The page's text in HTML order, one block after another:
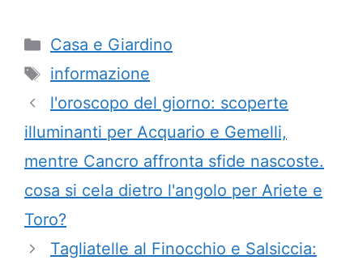
Categorie
Casa e Giardino
Tag
informazione
l'oroscopo del giorno: scoperte
illuminanti per Acquario e Gemelli,
mentre Cancro affronta sfide nascoste.
cosa si cela dietro l'angolo per Ariete e
Toro?
Tagliatelle al Finocchio e Salsiccia: